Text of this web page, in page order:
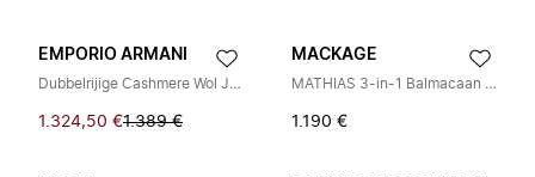
EMPORIO ARMANI
Dubbelrijige Cashmere Wol Jas
1.324,50 €1.389 €
MACKAGE
MATHIAS 3-in-1 Balmacaan Jas
1.190 €